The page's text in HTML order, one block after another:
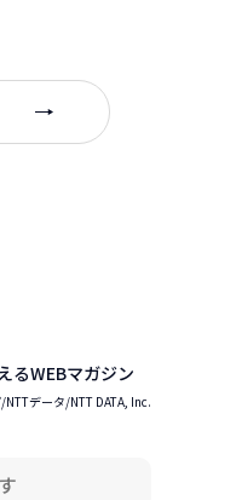
ークでシェア
るWEBマガジン
データ/NTT DATA, Inc.